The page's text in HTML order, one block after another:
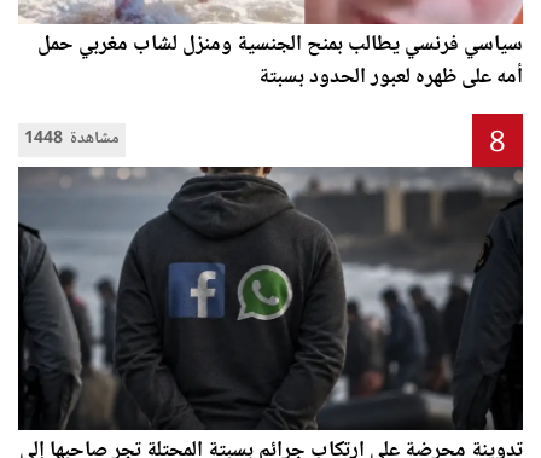
سياسي فرنسي يطالب بمنح الجنسية ومنزل لشاب مغربي حمل
أمه على ظهره لعبور الحدود بسبتة
1448 مشاهدة 8
تدوينة محرضة على ارتكاب جرائم بسبتة المحتلة تجر صاحبها إلى